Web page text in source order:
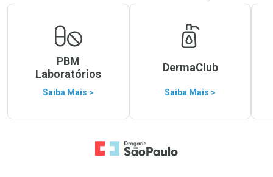
PBM
Laboratórios
Saiba Mais >
DermaClub
Saiba Mais >
Ir para a Home